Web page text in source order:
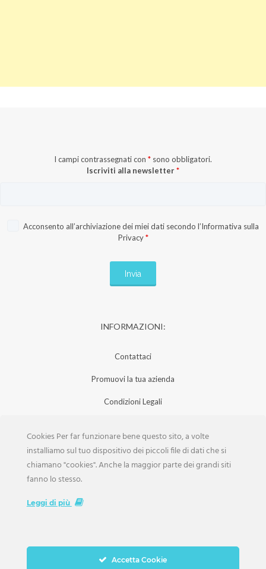
I campi contrassegnati con * sono obbligatori.
Iscriviti alla newsletter*
Acconsento all’archiviazione dei miei dati secondo l’Informativa sulla
Privacy *
INFORMAZIONI:
Contattaci
Promuovi la tua azienda
Condizioni Legali
Iscrizione Aziende
Scarica la Rivista
Cookies Per far funzionare bene questo sito, a volte
installiamo sul tuo dispositivo dei piccoli file di dati che si
chiamano "cookies". Anche la maggior parte dei grandi siti
fanno lo stesso.
Leggi di più
Accetta Cookie